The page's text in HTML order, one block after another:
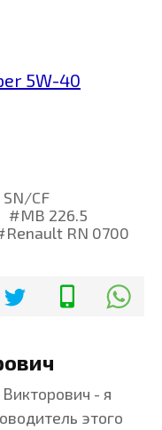
5W-40
SN/CF
MB 226.5
Renault RN 0700
- я
этого